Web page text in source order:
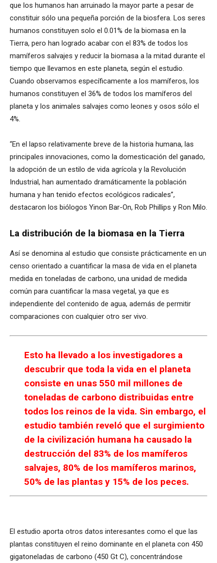
que los humanos han arruinado la mayor parte a pesar de
constituir sólo una pequeña porción de la biosfera. Los seres
humanos constituyen solo el 0.01% de la biomasa en la
Tierra, pero han logrado acabar con el 83% de todos los
mamíferos salvajes y reducir la biomasa a la mitad durante el
tiempo que llevamos en este planeta, según el estudio.
Cuando observamos específicamente a los mamíferos, los
humanos constituyen el 36% de todos los mamíferos del
planeta y los animales salvajes como leones y osos sólo el
4%.
“En el lapso relativamente breve de la historia humana, las
principales innovaciones, como la domesticación del ganado,
la adopción de un estilo de vida agrícola y la Revolución
Industrial, han aumentado dramáticamente la población
humana y han tenido efectos ecológicos radicales”,
destacaron los biólogos Yinon Bar-On, Rob Phillips y Ron Milo.
La distribución de la biomasa en la Tierra
Así se denomina al estudio que consiste prácticamente en un
censo orientado a cuantificar la masa de vida en el planeta
medida en toneladas de carbono, una unidad de medida
común para cuantificar la masa vegetal, ya que es
independiente del contenido de agua, además de permitir
comparaciones con cualquier otro ser vivo.
Esto ha llevado a los investigadores a
descubrir que toda la vida en el planeta
consiste en unas 550 mil millones de
toneladas de carbono distribuidas entre
todos los reinos de la vida. Sin embargo, el
estudio también reveló que el surgimiento
de la civilización humana ha causado la
destrucción del 83% de los mamíferos
salvajes, 80% de los mamíferos marinos,
50% de las plantas y 15% de los peces.
El estudio aporta otros datos interesantes como el que las
plantas constituyen el reino dominante en el planeta con 450
gigatoneladas de carbono (450 Gt C), concentrándose